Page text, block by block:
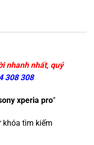
nhanh nhất, quý
308 308
xperia pro"
khóa tìm kiếm